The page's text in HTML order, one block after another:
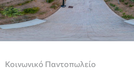
Κοινωνικό Παντοπωλείο